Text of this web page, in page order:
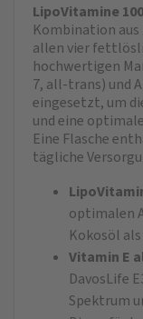
LipoVitamine
Kombination aus
allen vier
hochwertigen
7, all-trans) und
eingesetzt, um
und eine
Eine Flasche
tägliche
optimalen
Kokosöl
Vitamin E
DavosLife
Spektrum